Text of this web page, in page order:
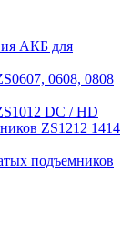
АКБ для
0608, 0808
DC / HD
ZS1212 1414
подъемников